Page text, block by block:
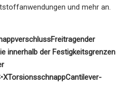
und mehr an.
Freitragender
innerhalb der Festigkeitsgrenzen
•XTorsionsschnappCantilever-